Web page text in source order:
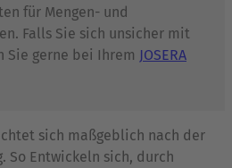
für Mengen- und
Falls Sie sich unsicher mit
Sie gerne bei Ihrem JOSERA
sich maßgeblich nach der
So Entwickeln sich, durch